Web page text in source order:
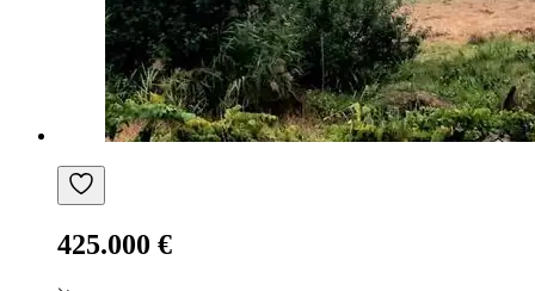
425.000 €